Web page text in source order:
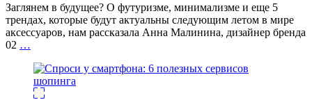
Заглянем в будущее? О футуризме, минимализме и еще 5
трендах, которые будут актуальны следующим летом в мире
аксессуаров, нам рассказала Анна Малинина, дизайнер бренда
02 …